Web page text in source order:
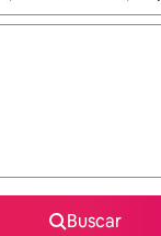
Buscar